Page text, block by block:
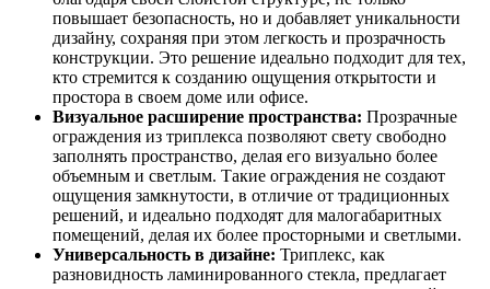
повышает безопасность, но и добавляет уникальности
дизайну, сохраняя при этом легкость и прозрачность
конструкции. Это решение идеально подходит для тех,
кто стремится к созданию ощущения открытости и
простора в своем доме или офисе.
Визуальное расширение пространства: Прозрачные
ограждения из триплекса позволяют свету свободно
заполнять пространство, делая его визуально более
объемным и светлым. Такие ограждения не создают
ощущения замкнутости, в отличие от традиционных
решений, и идеально подходят для малогабаритных
помещений, делая их более просторными и светлыми.
Универсальность в дизайне: Триплекс, как
разновидность ламинированного стекла, предлагает